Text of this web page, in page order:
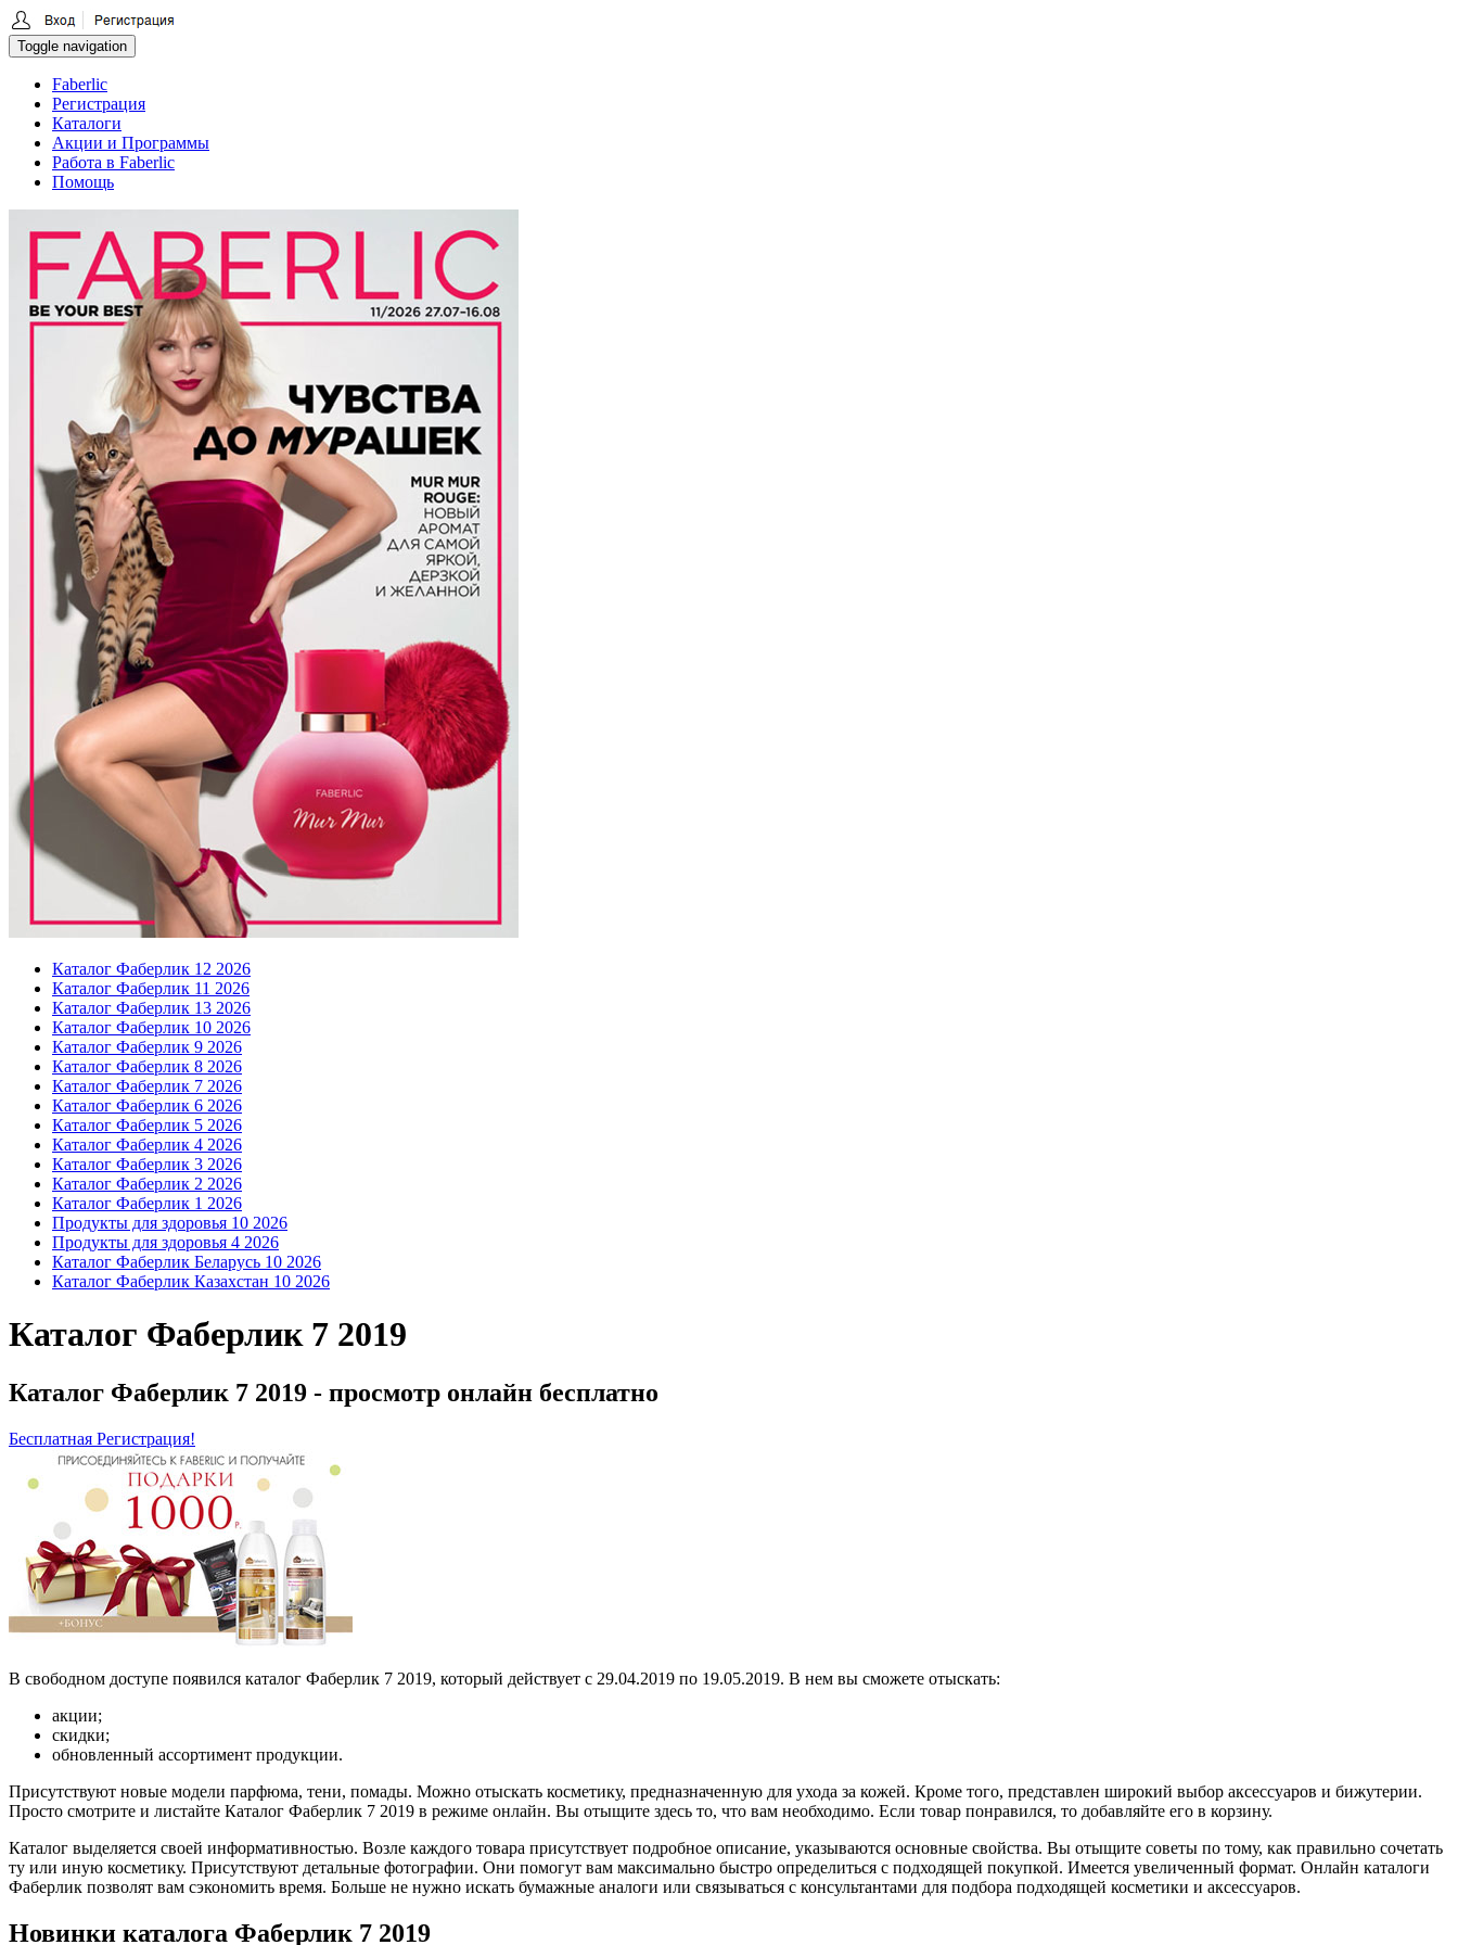
Toggle navigation
Faberlic
Регистрация
Каталоги
Акции и Программы
Работа в Faberlic
Помощь
Каталог Фаберлик 12 2026
Каталог Фаберлик 11 2026
Каталог Фаберлик 13 2026
Каталог Фаберлик 10 2026
Каталог Фаберлик 9 2026
Каталог Фаберлик 8 2026
Каталог Фаберлик 7 2026
Каталог Фаберлик 6 2026
Каталог Фаберлик 5 2026
Каталог Фаберлик 4 2026
Каталог Фаберлик 3 2026
Каталог Фаберлик 2 2026
Каталог Фаберлик 1 2026
Продукты для здоровья 10 2026
Продукты для здоровья 4 2026
Каталог Фаберлик Беларусь 10 2026
Каталог Фаберлик Казахстан 10 2026
Каталог Фаберлик 7 2019
Каталог Фаберлик 7 2019 - просмотр онлайн бесплатно
Бесплатная Регистрация!
В свободном доступе появился каталог Фаберлик 7 2019, который действует с 29.04.2019 по 19.05.2019. В нем вы сможете отыскать:
акции;
скидки;
обновленный ассортимент продукции.
Присутствуют новые модели парфюма, тени, помады. Можно отыскать косметику, предназначенную для ухода за кожей. Кроме того, представлен широкий выбор аксессуаров и бижутерии.
Просто смотрите и листайте Каталог Фаберлик 7 2019 в режиме онлайн. Вы отыщите здесь то, что вам необходимо. Если товар понравился, то добавляйте его в корзину.
Каталог выделяется своей информативностью. Возле каждого товара присутствует подробное описание, указываются основные свойства. Вы отыщите советы по тому, как правильно сочетать
ту или иную косметику. Присутствуют детальные фотографии. Они помогут вам максимально быстро определиться с подходящей покупкой. Имеется увеличенный формат. Онлайн каталоги
Фаберлик позволят вам сэкономить время. Больше не нужно искать бумажные аналоги или связываться с консультантами для подбора подходящей косметики и аксессуаров.
Новинки каталога Фаберлик 7 2019